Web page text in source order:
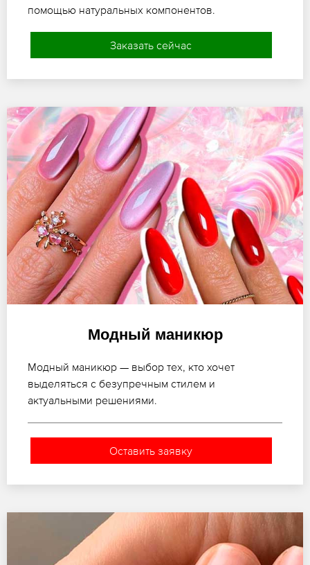
помощью натуральных компонентов.
Заказать сейчас
Модный маникюр
Модный маникюр — выбор тех, кто хочет
выделяться с безупречным стилем и
актуальными решениями.
Оставить заявку